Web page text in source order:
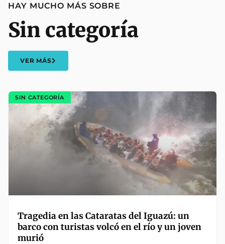
HAY MUCHO MÁS SOBRE
Sin categoría
VER MÁS
SIN CATEGORÍA
Tragedia en las Cataratas del Iguazú: un
barco con turistas volcó en el río y un joven
murió